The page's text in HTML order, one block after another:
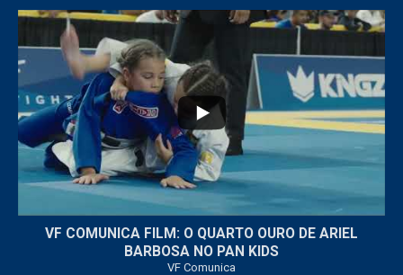
...
VF COMUNICA FILM: O QUARTO OURO DE ARIEL
BARBOSA NO PAN KIDS
VF Comunica